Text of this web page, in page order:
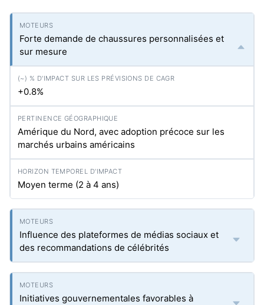
Forte demande de chaussures personnalisées et
sur mesure
+0.8%
Amérique du Nord, avec adoption précoce sur les
marchés urbains américains
Moyen terme (2 à 4 ans)
Influence des plateformes de médias sociaux et
des recommandations de célébrités
Initiatives gouvernementales favorables à